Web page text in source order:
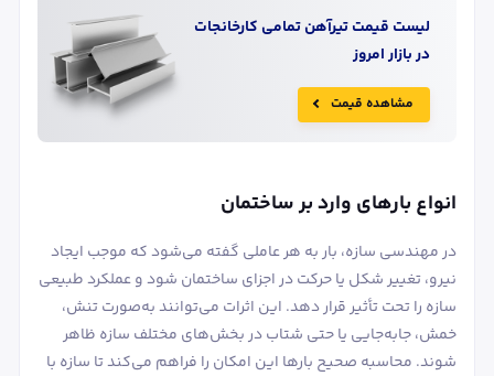
لیست قیمتتیرآهنتمامی کارخانجات
در بازار امروز
مشاهده قیمت
انواع بارهای وارد بر ساختمان
در مهندسی سازه، بار به هر عاملی گفته می‌شود که موجب ایجاد
نیرو، تغییر شکل یا حرکت در اجزای ساختمان شود و عملکرد طبیعی
سازه را تحت تأثیر قرار دهد. این اثرات می‌توانند به‌صورت تنش،
خمش، جابه‌جایی یا حتی شتاب در بخش‌های مختلف سازه ظاهر
شوند. محاسبه صحیح بارها این امکان را فراهم می‌کند تا سازه با